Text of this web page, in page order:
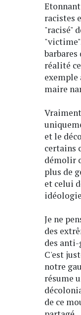
racistes
"racisé"
barbares
réalité
exemple
maire
et le
certains
démolir
plus de
et celui
Je ne
des
des anti-
C'est
notre
résume
de ce